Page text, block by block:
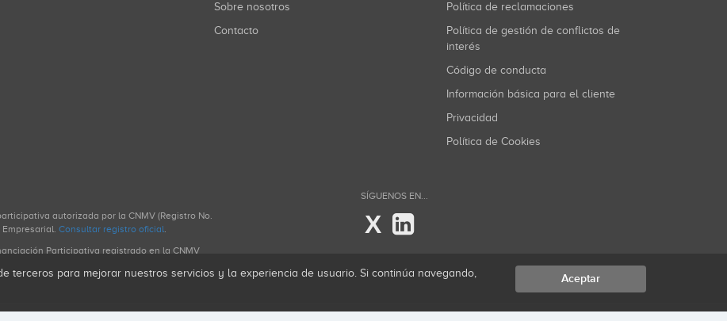
Sobre nosotros
Contacto
Política de reclamaciones
Política de gestión de conflictos de
interés
Código de conducta
Información básica para el cliente
Privacidad
Política de Cookies
autorizada por la CNMV (Registro No.
Consultar registro oficial.
Participativa registrado en la CNMV
SÍGUENOS EN...
X
terceros para mejorar nuestros servicios y la experiencia de usuario. Si continúa navegando,
Aceptar